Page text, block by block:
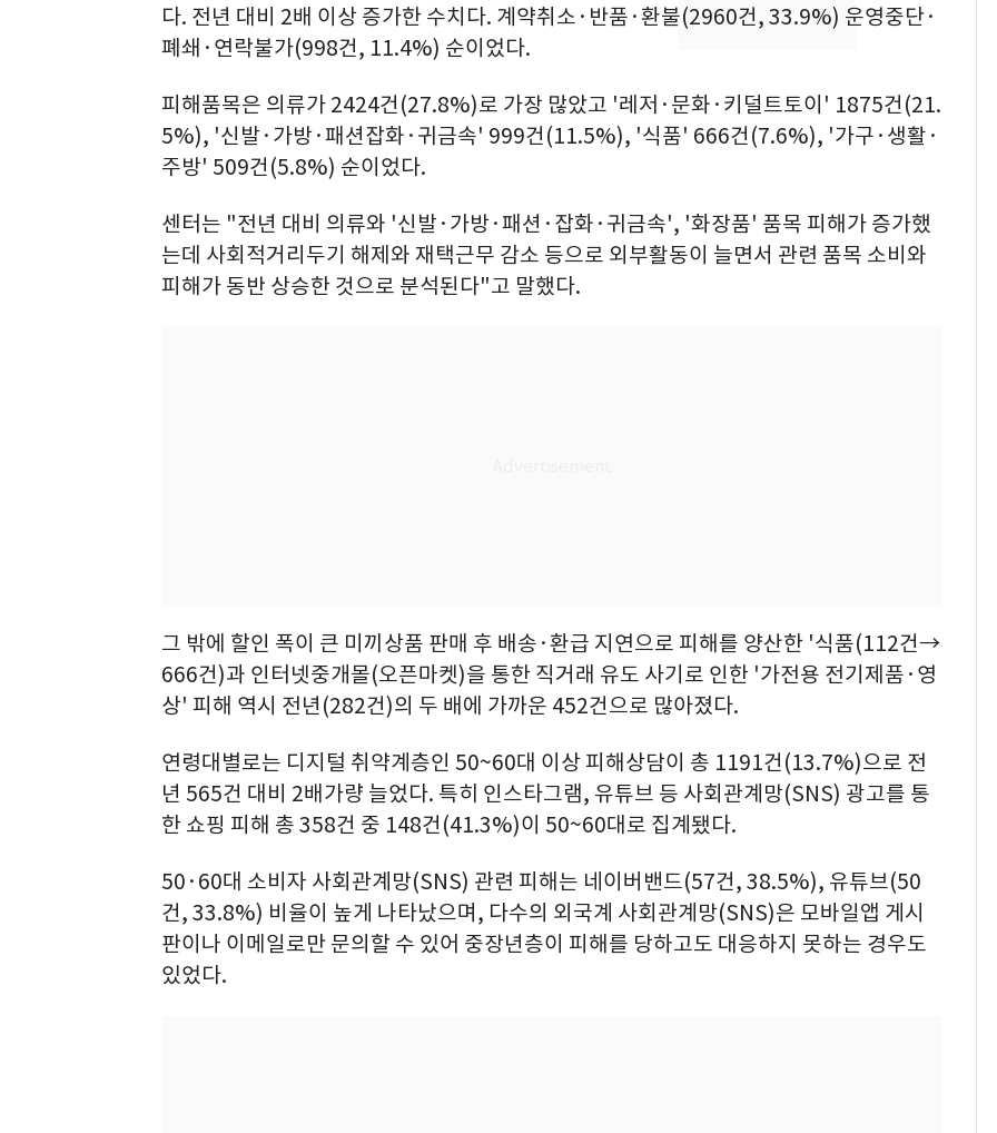
다. 전년 대비 2배 이상 증가한 수치다. 계약취소·반품·환불(2960건, 33.9%) 운영중단·
폐쇄·연락불가(998건, 11.4%) 순이었다.
피해품목은 의류가 2424건(27.8%)로 가장 많았고 '레저·문화·키덜트토이' 1875건(21.
5%), '신발·가방·패션잡화·귀금속' 999건(11.5%), '식품' 666건(7.6%), '가구·생활·
주방' 509건(5.8%) 순이었다.
센터는 "전년 대비 의류와 '신발·가방·패션·잡화·귀금속', '화장품' 품목 피해가 증가했
는데 사회적거리두기 해제와 재택근무 감소 등으로 외부활동이 늘면서 관련 품목 소비와
피해가 동반 상승한 것으로 분석된다"고 말했다.
그 밖에 할인 폭이 큰 미끼상품 판매 후 배송·환급 지연으로 피해를 양산한 '식품(112건→
666건)과 인터넷중개몰(오픈마켓)을 통한 직거래 유도 사기로 인한 '가전용 전기제품·영
상' 피해 역시 전년(282건)의 두 배에 가까운 452건으로 많아졌다.
연령대별로는 디지털 취약계층인 50~60대 이상 피해상담이 총 1191건(13.7%)으로 전
년 565건 대비 2배가량 늘었다. 특히 인스타그램, 유튜브 등 사회관계망(SNS) 광고를 통
한 쇼핑 피해 총 358건 중 148건(41.3%)이 50~60대로 집계됐다.
50·60대 소비자 사회관계망(SNS) 관련 피해는 네이버밴드(57건, 38.5%), 유튜브(50
건, 33.8%) 비율이 높게 나타났으며, 다수의 외국계 사회관계망(SNS)은 모바일앱 게시
판이나 이메일로만 문의할 수 있어 중장년층이 피해를 당하고도 대응하지 못하는 경우도
있었다.
10
13호 태풍 '돌핀' 日오